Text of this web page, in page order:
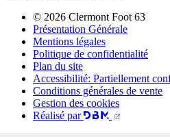
© 2026 Clermont Foot 63
Présentation Générale
Mentions légales
Politique de confidentialité
Plan du site
Accessibilité: Partiellement
Conditions générales de vente
Gestion des cookies
Réalisé par